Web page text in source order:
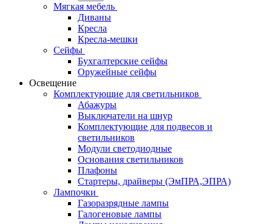
Мягкая мебель
Диваны
Кресла
Кресла-мешки
Сейфы
Бухгалтерские сейфы
Оружейные сейфы
Освещение
Комплектующие для светильников
Абажуры
Выключатели на шнур
Комплектующие для подвесов и
светильников
Модули светодиодные
Основания светильников
Плафоны
Стартеры, драйверы (ЭмПРА,ЭПРА)
Лампочки
Газоразрядные лампы
Галогеновые лампы